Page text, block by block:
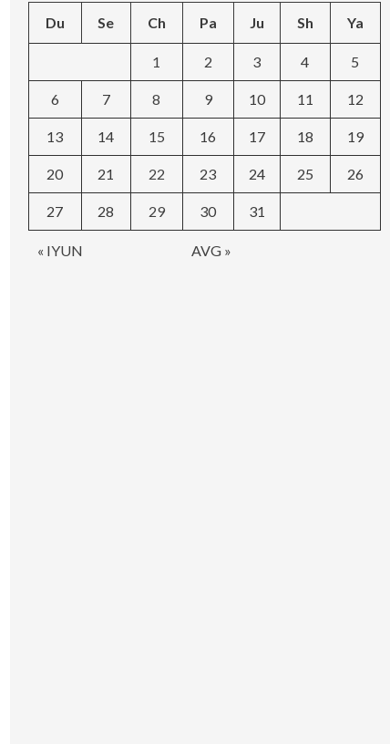
Du Se Ch Pa Ju Sh Ya
« IYUN AVG »
1 2 3 4 5
6 7 8 9 10 11 12
13 14 15 16 17 18 19
20 21 22 23 24 25 26
27 28 29 30 31